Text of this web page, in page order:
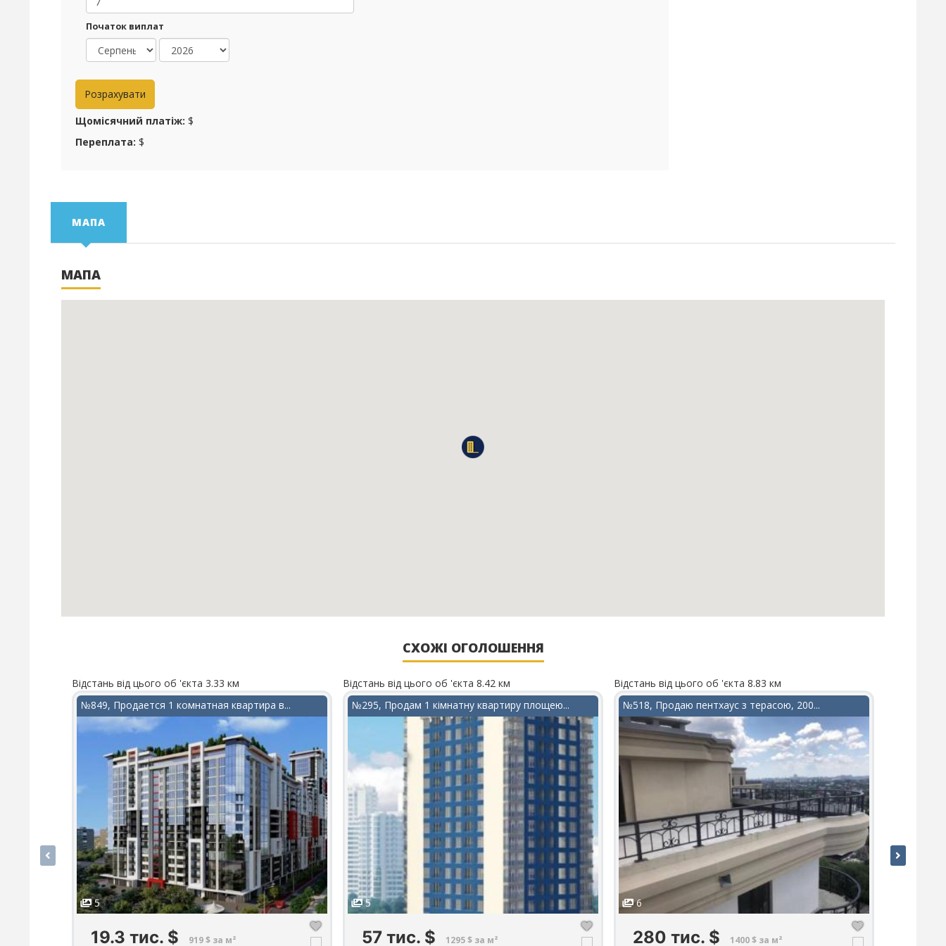
Початок виплат
Щомісячний платіж: $
Переплата: $
МАПА
МАПА
СХОЖІ ОГОЛОШЕННЯ
Відстань від цього об 'єкта 3.33 км
№849, Продается 1 комнатная квартира в...
5
19.3 тис. $ 919 $ за м²
Відстань від цього об 'єкта 8.42 км
№295, Продам 1 кімнатну квартиру площею...
5
57 тис. $ 1295 $ за м²
Відстань від цього об 'єкта 8.83 км
№518, Продаю пентхаус з терасою, 200...
6
280 тис. $ 1400 $ за м²